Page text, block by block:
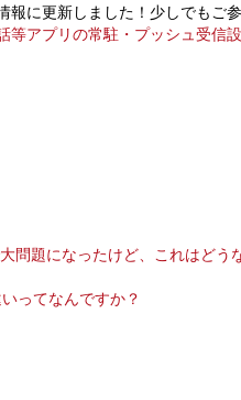
に更新しました！少しでもご
等アプリの常駐・プッシュ受信
問題になったけど、これはどう
ってなんですか？